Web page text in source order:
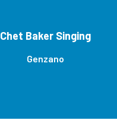
Chet Baker Singing
Genzano